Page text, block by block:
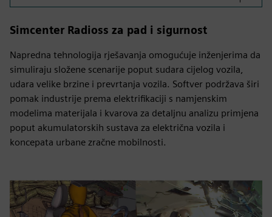
Simcenter Radioss za pad i sigurnost
Napredna tehnologija rješavanja omogućuje inženjerima da
simuliraju složene scenarije poput sudara cijelog vozila,
udara velike brzine i prevrtanja vozila. Softver podržava širi
pomak industrije prema elektrifikaciji s namjenskim
modelima materijala i kvarova za detaljnu analizu primjena
poput akumulatorskih sustava za električna vozila i
koncepata urbane zračne mobilnosti.